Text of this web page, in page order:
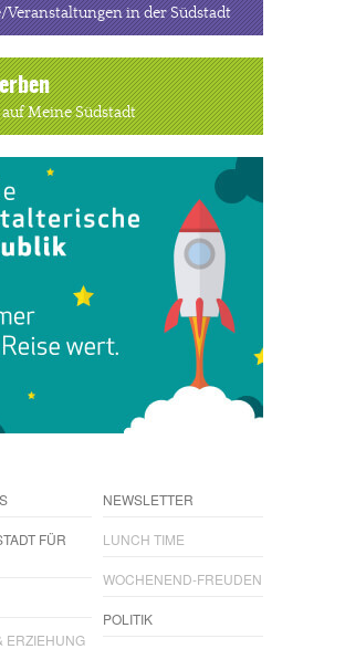
Veranstaltungen in der Südstadt
Meine Südstadt
FÜR
ERZIEHUNG
NEWSLETTER
LUNCH TIME
WOCHENEND-FREUDEN
POLITIK